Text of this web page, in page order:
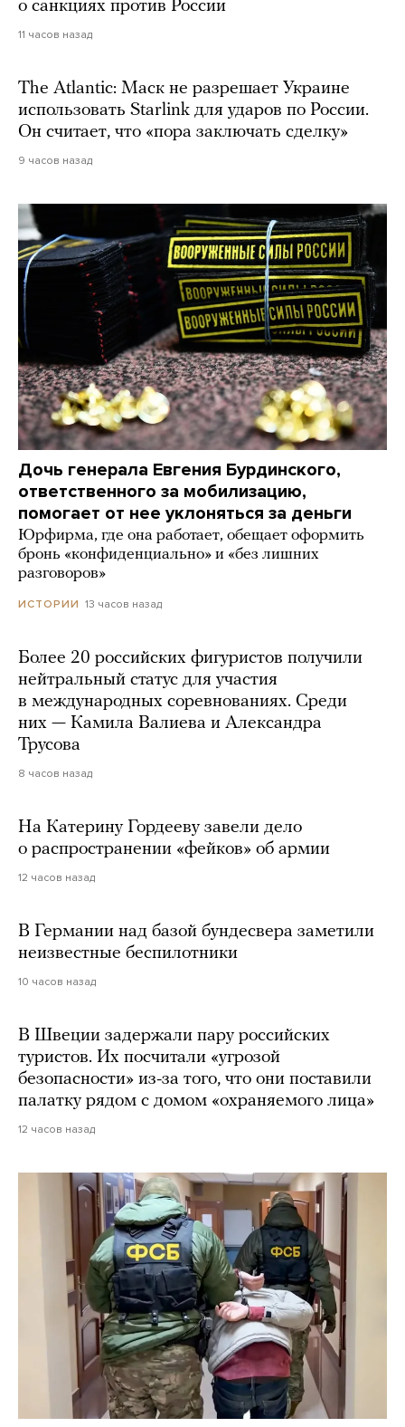
о санкциях против России
11 часов назад
The Atlantic: Маск не разрешает Украине
использовать Starlink для ударов по России.
Он считает, что «пора заключать сделку»
9 часов назад
Дочь генерала Евгения Бурдинского,
ответственного за мобилизацию,
помогает от нее уклоняться за деньги
Юрфирма, где она работает, обещает оформить
бронь «конфиденциально» и «без лишних
разговоров»
ИСТОРИИ 13 часов назад
Более 20 российских фигуристов получили
нейтральный статус для участия
в международных соревнованиях. Среди
них — Камила Валиева и Александра
Трусова
8 часов назад
На Катерину Гордееву завели дело
о распространении «фейков» об армии
12 часов назад
В Германии над базой бундесвера заметили
неизвестные беспилотники
10 часов назад
В Швеции задержали пару российских
туристов. Их посчитали «угрозой
безопасности» из-за того, что они поставили
палатку рядом с домом «охраняемого лица»
12 часов назад